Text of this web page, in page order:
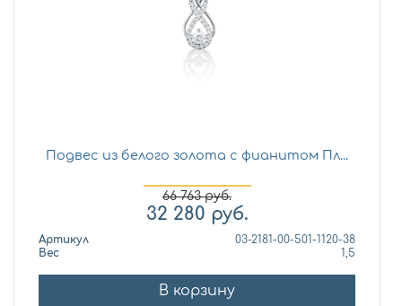
Подвес из белого золота с фианитом Пл...
66 763руб.
32 280 руб.
Артикул
03-2181-00-501-1120-38
Вес
1,5
В корзину